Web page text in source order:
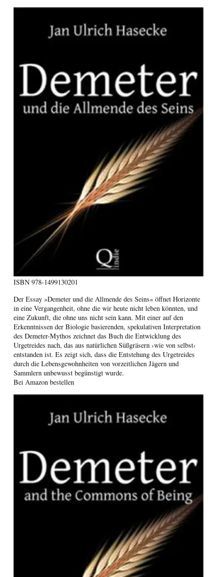
ISBN 978-1499130201
Der Essay »Demeter und die Allmende des Seins« öffnet Horizonte
in eine Vergangenheit, ohne die wir heute nicht leben könnten, und
eine Zukunft, die ohne uns nicht sein kann. Mit einer auf den
Erkenntnissen der Biologie basierenden, spekulativen Interpretation
des Demeter-Mythos zeichnet das Buch die Entwicklung des
Urgetreides nach, das aus natürlichen Süßgräsern ›wie von selbst‹
entstanden ist. Es zeigt sich, dass die Entstehung des Urgetreides
durch die Lebensgewohnheiten von vorzeitlichen Jägern und
Sammlern unbewusst begünstigt wurde.
Bei Amazon bestellen